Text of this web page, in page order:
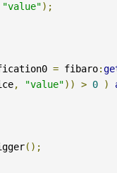
"value");
= fibaro:
, "value")) > 0 )
();